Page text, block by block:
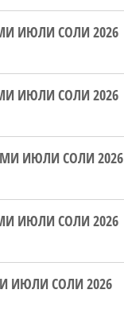
ИЮЛИ СОЛИ 2026
ИЮЛИ СОЛИ 2026
ИЮЛИ СОЛИ 2026
ИЮЛИ СОЛИ 2026
ИЮЛИ СОЛИ 2026